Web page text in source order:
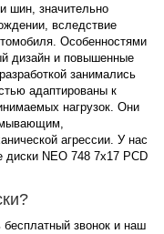
шин, значительно
вследствие
Особенностями
дизайн и повышенные
занимались
адаптированы к
нагрузок. Они
агрессии. У нас
диски NEO 748 7x17 PCD
бесплатный звонок и наш